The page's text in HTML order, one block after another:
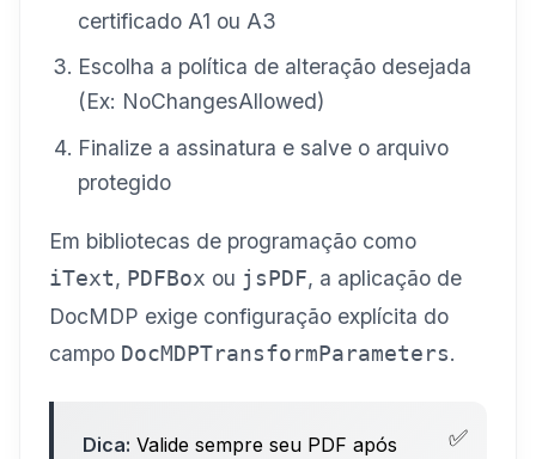
certificado A1 ou A3
Escolha a política de alteração desejada
(Ex: NoChangesAllowed)
Finalize a assinatura e salve o arquivo
protegido
Em bibliotecas de programação como
iText, PDFBox ou jsPDF, a aplicação de
DocMDP exige configuração explícita do
campo DocMDPTransformParameters.
Dica: Valide sempre seu PDF após